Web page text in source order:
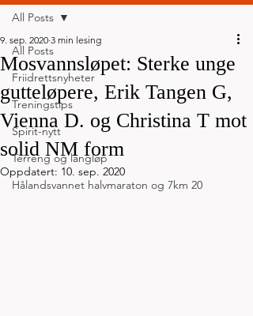
All Posts
Friidrettsnyheter
Treningstips
Spirit-nytt
Terreng og langløp
Hålandsvannet halvmaraton og 7km 20
All Posts
Mosvannsløpet: Sterke unge
gutteløpere, Erik Tangen G,
Vienna D. og Christina T mot
solid NM form
9. sep. 2020 3 min lesing
Oppdatert: 10. sep. 2020